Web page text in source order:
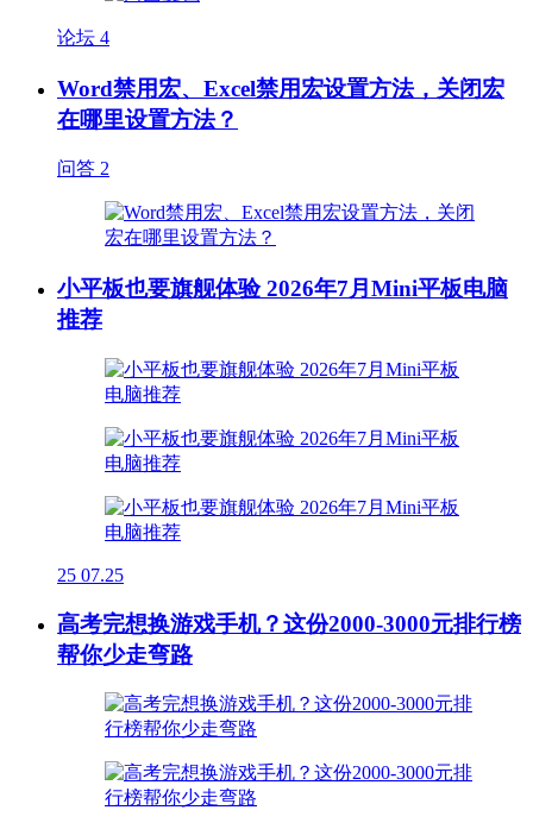
论坛 4
Word禁用宏、Excel禁用宏设置方法，关闭宏
在哪里设置方法？
问答 2
小平板也要旗舰体验 2026年7月Mini平板电脑
推荐
25 07.25
高考完想换游戏手机？这份2000-3000元排行榜
帮你少走弯路